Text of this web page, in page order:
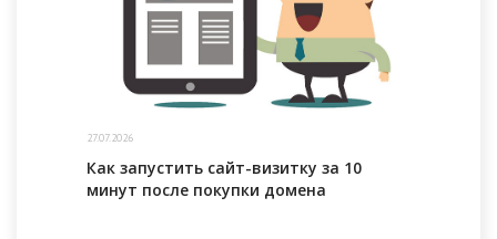
27.07.2026
Как запустить сайт-визитку за 10
минут после покупки домена